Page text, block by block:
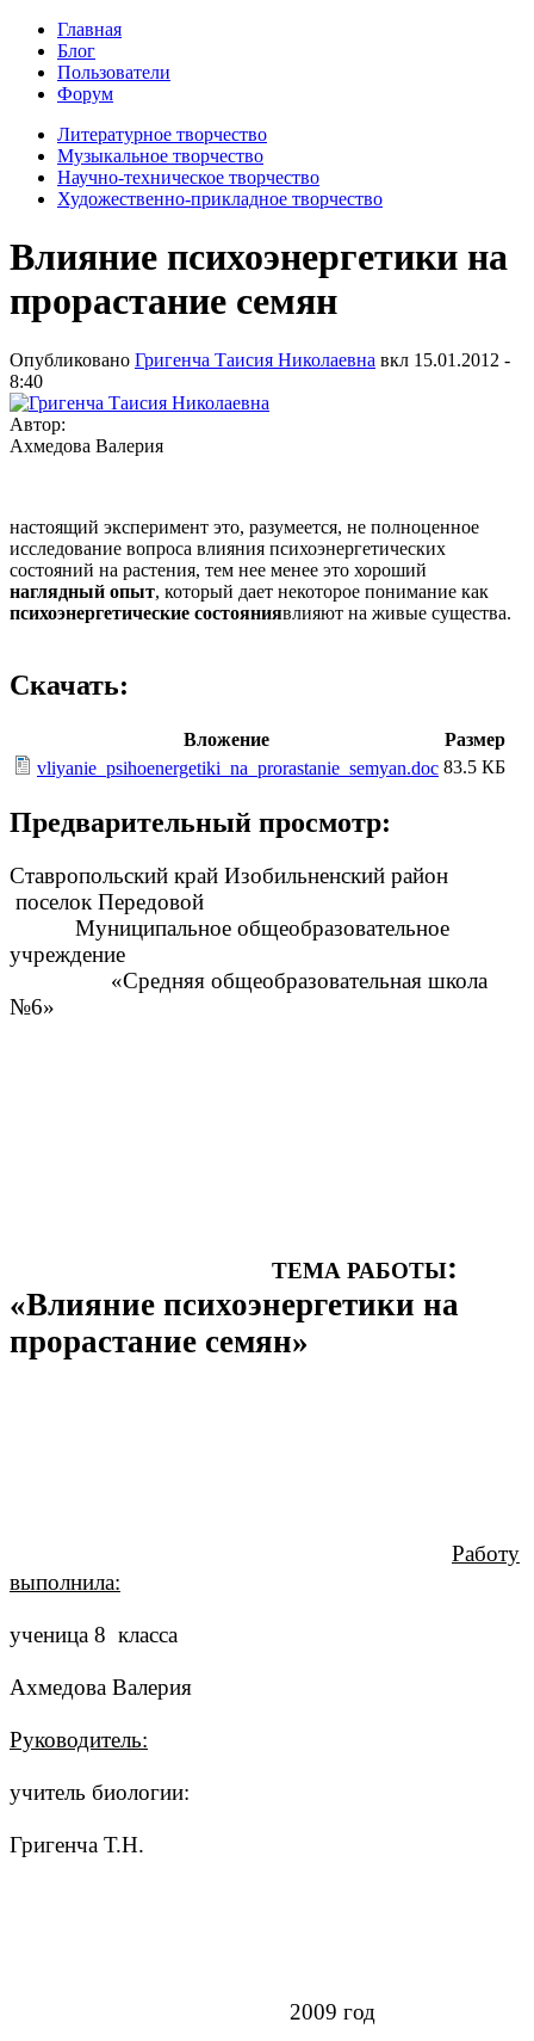
Главная
Блог
Пользователи
Форум
Литературное творчество
Музыкальное творчество
Научно-техническое творчество
Художественно-прикладное творчество
Влияние психоэнергетики на
прорастание семян
Опубликовано Григенча Таисия Николаевна вкл 15.01.2012 -
8:40
Автор:
Ахмедова Валерия
настоящий эксперимент это, разумеется, не полноценное
исследование вопроса влияния психоэнергетических
состояний на растения, тем нее менее это хороший
наглядный опыт, который дает некоторое понимание как
психоэнергетические состояниявлияют на живые существа.
Скачать:
Вложение
Размер
vliyanie_psihoenergetiki_na_prorastanie_semyan.doc 83.5 КБ
Предварительный просмотр:
Ставропольский край Изобильненский район
поселок Передовой
Муниципальное общеобразовательное
учреждение
«Средняя общеобразовательная школа
№6»
ТЕМА РАБОТЫ:
«Влияние психоэнергетики на
прорастание семян»
Работу
выполнила:
ученица 8 класса
Ахмедова Валерия
Руководитель:
учитель биологии:
Григенча Т.Н.
2009 год